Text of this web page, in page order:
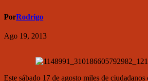
PorRodrigo
Ago 19, 2013
Este sábado 17 de agosto miles de ciudadanos